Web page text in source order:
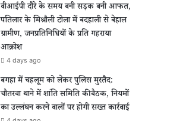
वीआईपी दौरे के समय बनी सड़क बनी आफत,
पतिलार के मिश्रौली टोला में बदहाली से बेहाल
ग्रामीण, जनप्रतिनिधियों के प्रति गहराया
आक्रोश
4 days ago
बगहा में चहलूम को लेकर पुलिस मुस्तैद:
चौतरवा थाने में शांति समिति की बैठक, नियमों
का उल्लंघन करने वालों पर होगी सख्त कार्रवाई